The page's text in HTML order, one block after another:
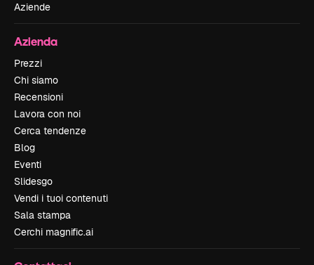
Aziende
Azienda
Prezzi
Chi siamo
Recensioni
Lavora con noi
Cerca tendenze
Blog
Eventi
Slidesgo
Vendi i tuoi contenuti
Sala stampa
Cerchi magnific.ai